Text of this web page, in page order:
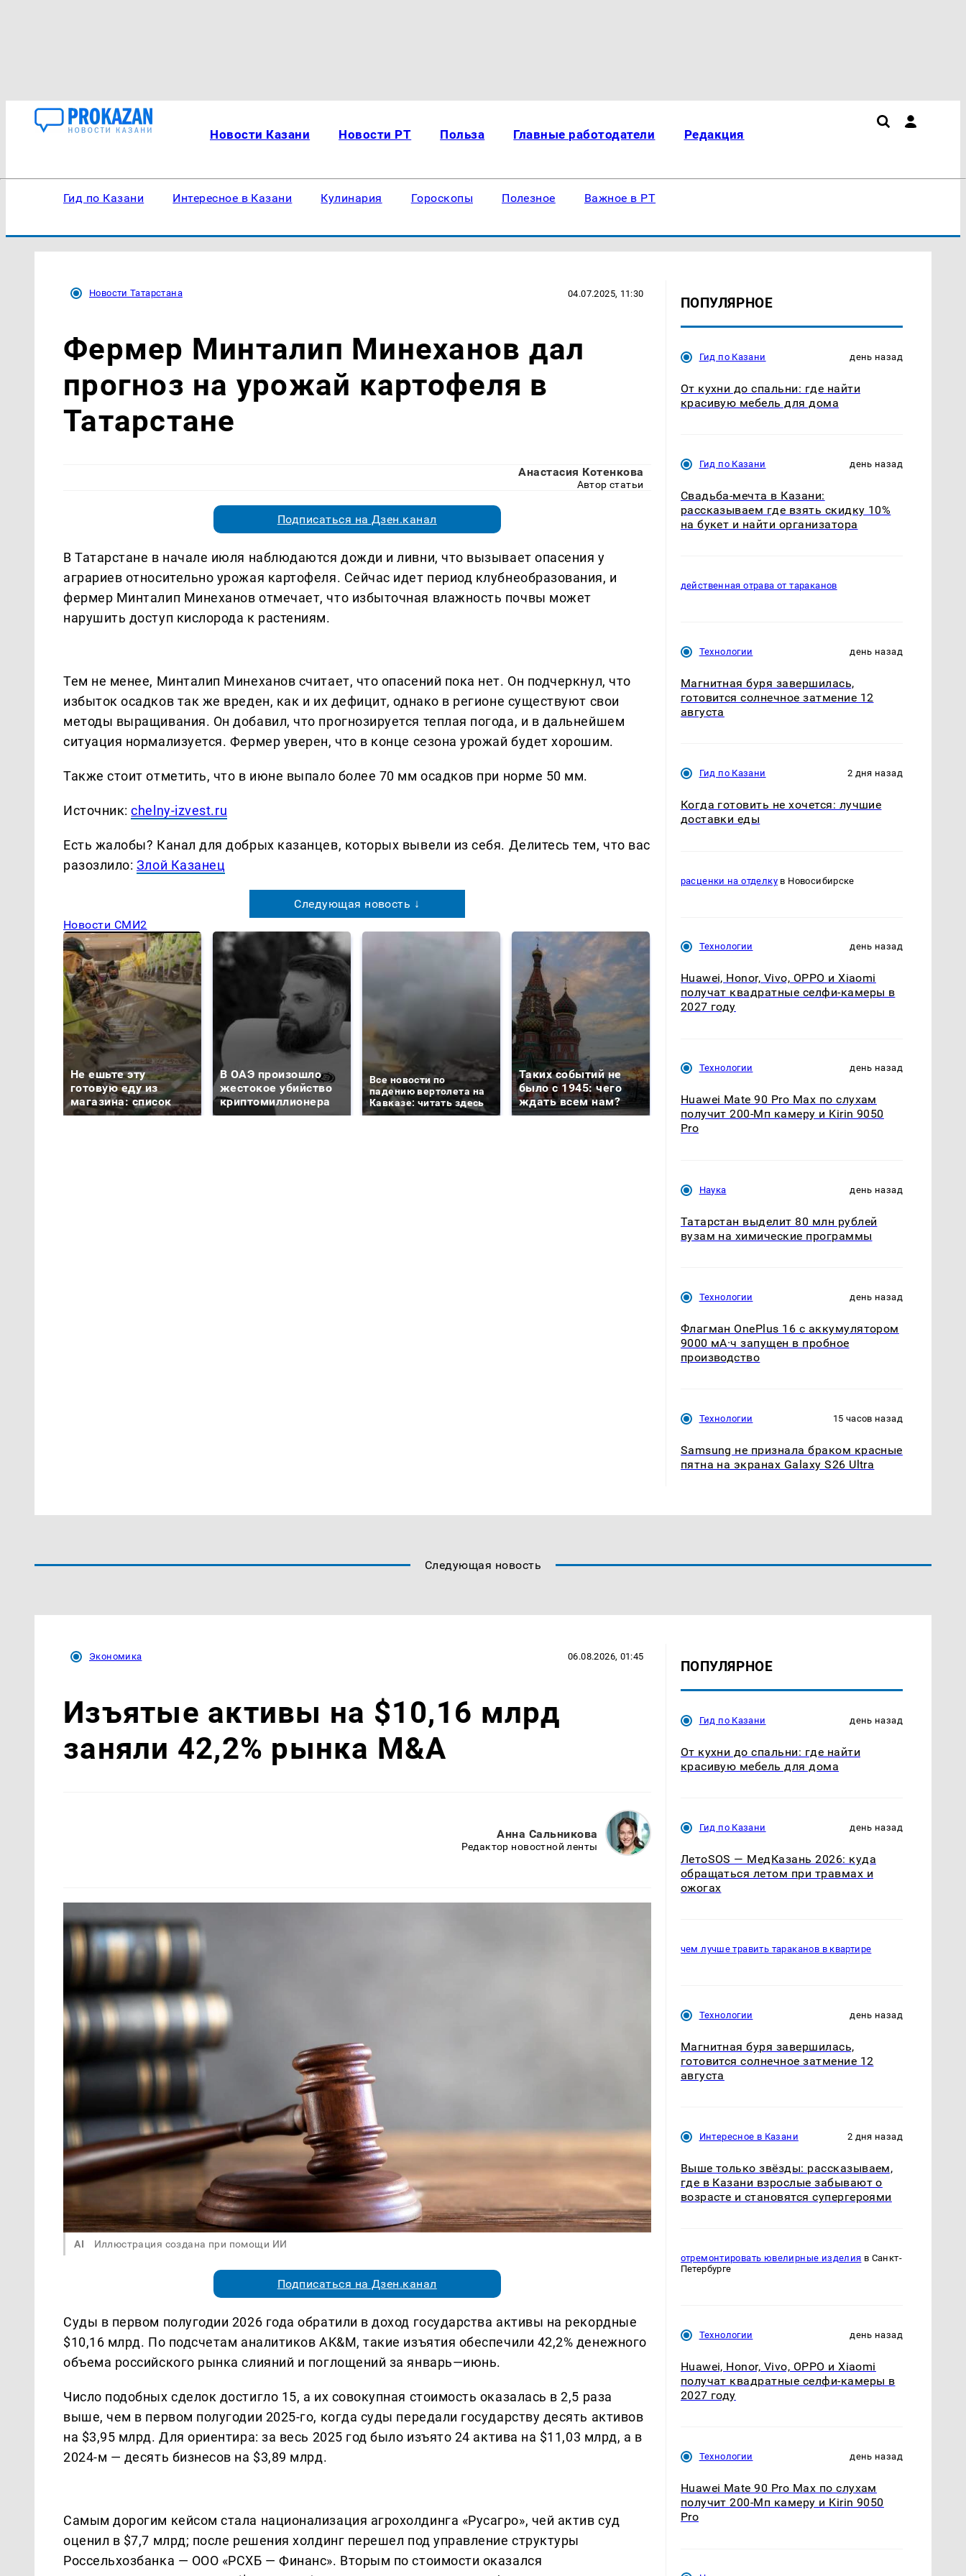
Новости Казани Новости РТ Польза Главные работодатели Редакция
Гид по Казани Интересное в Казани Кулинария Гороскопы Полезное Важное в РТ
Новости Татарстана 04.07.2025, 11:30
Фермер Минталип Минеханов дал
прогноз на урожай картофеля в
Татарстане
Анастасия Котенкова
Автор статьи
Подписаться на Дзен.канал
В Татарстане в начале июля наблюдаются дожди и ливни, что вызывает опасения у
аграриев относительно урожая картофеля. Сейчас идет период клубнеобразования, и
фермер Минталип Минеханов отмечает, что избыточная влажность почвы может
нарушить доступ кислорода к растениям.
Тем не менее, Минталип Минеханов считает, что опасений пока нет. Он подчеркнул, что
избыток осадков так же вреден, как и их дефицит, однако в регионе существуют свои
методы выращивания. Он добавил, что прогнозируется теплая погода, и в дальнейшем
ситуация нормализуется. Фермер уверен, что в конце сезона урожай будет хорошим.
Также стоит отметить, что в июне выпало более 70 мм осадков при норме 50 мм.
Источник:chelny-izvest.ru
Есть жалобы? Канал для добрых казанцев, которых вывели из себя. Делитеcь тем, что вас
разозлило: Злой Казанец
Следующая новость ↓
Новости СМИ2
Не ешьте эту
готовую еду из
магазина: список
В ОАЭ произошло
жестокое убийство
криптомиллионера
Все новости по
падению вертолета на
Кавказе: читать здесь
Таких событий не
было с 1945: чего
ждать всем нам?
продукта: что купить?
полицейскую
подожгли.
ПОПУЛЯРНОЕ
Гид по Казани день назад
От кухни до спальни: где найти
красивую мебель для дома
Гид по Казани день назад
Свадьба-мечта в Казани:
рассказываем где взять скидку 10%
на букет и найти организатора
действенная отрава от тараканов
Технологии день назад
Магнитная буря завершилась,
готовится солнечное затмение 12
августа
Гид по Казани 2 дня назад
Когда готовить не хочется: лучшие
доставки еды
расценки на отделку в Новосибирске
Технологии день назад
Huawei, Honor, Vivo, OPPO и Xiaomi
получат квадратные селфи-камеры в
2027 году
Технологии день назад
Huawei Mate 90 Pro Max по слухам
получит 200-Мп камеру и Kirin 9050
Pro
Наука день назад
Татарстан выделит 80 млн рублей
вузам на химические программы
Технологии день назад
Флагман OnePlus 16 с аккумулятором
9000 мА·ч запущен в пробное
производство
Технологии 15 часов назад
Samsung не признала браком красные
пятна на экранах Galaxy S26 Ultra
Следующая новость
Экономика 06.08.2026, 01:45
Изъятые активы на $10,16 млрд
заняли 42,2% рынка M&A
Анна Сальникова
Редактор новостной ленты
AI Иллюстрация создана при помощи ИИ
Подписаться на Дзен.канал
Суды в первом полугодии 2026 года обратили в доход государства активы на рекордные
$10,16 млрд. По подсчетам аналитиков AK&M, такие изъятия обеспечили 42,2% денежного
объема российского рынка слияний и поглощений за январь—июнь.
Число подобных сделок достигло 15, а их совокупная стоимость оказалась в 2,5 раза
выше, чем в первом полугодии 2025-го, когда суды передали государству десять активов
на $3,95 млрд. Для ориентира: за весь 2025 год было изъято 24 актива на $11,03 млрд, а в
2024-м — десять бизнесов на $3,89 млрд.
Самым дорогим кейсом стала национализация агрохолдинга «Русагро», чей актив суд
оценил в $7,7 млрд; после решения холдинг перешел под управление структуры
Россельхозбанка — ООО «РСХБ — Финанс». Вторым по стоимости оказался
ПОПУЛЯРНОЕ
Гид по Казани день назад
От кухни до спальни: где найти
красивую мебель для дома
Гид по Казани день назад
ЛетоSOS — МедКазань 2026: куда
обращаться летом при травмах и
ожогах
чем лучше травить тараканов в квартире
Технологии день назад
Магнитная буря завершилась,
готовится солнечное затмение 12
августа
Интересное в Казани 2 дня назад
Выше только звёзды: рассказываем,
где в Казани взрослые забывают о
возрасте и становятся супергероями
отремонтировать ювелирные изделия в Санкт-
Петербурге
Технологии день назад
Huawei, Honor, Vivo, OPPO и Xiaomi
получат квадратные селфи-камеры в
2027 году
Технологии день назад
Huawei Mate 90 Pro Max по слухам
получит 200-Мп камеру и Kirin 9050
Pro